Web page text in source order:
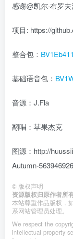
感谢@凯尔·布罗
项目: https://
整合包：
基础语音包：
音源：J.Fla
翻唱：苹果杰克
图源：http://
Autumn-563946926
© 版权声明
资源版权归原作者所
本站尊重作品版权，
系网站管理员处理。
We respect the
intellectual property